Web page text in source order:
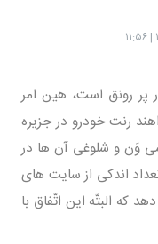
پر رونق است، هین امر
رنت خودرو در جزیره
وَن و شلوغی آن ها در
بمانند. تعداد اندکی از سایت های
که البتّه این اتّفاق با